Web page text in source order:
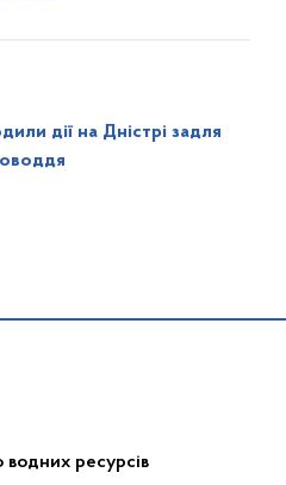
дії на Дністрі задля
ресурсів